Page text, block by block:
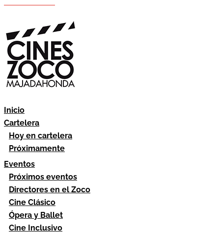
Inicio
Cartelera
Hoy en cartelera
Próximamente
Eventos
Próximos eventos
Directores en el Zoco
Cine Clásico
Ópera y Ballet
Cine Inclusivo